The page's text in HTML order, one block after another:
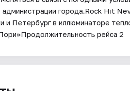
администрации города.Rock Hit
и Петербург в иллюминаторе
рейса 2